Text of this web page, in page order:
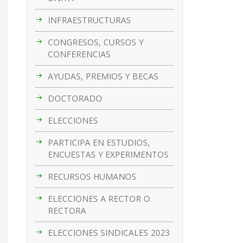
INFRAESTRUCTURAS
CONGRESOS, CURSOS Y
CONFERENCIAS
AYUDAS, PREMIOS Y BECAS
DOCTORADO
ELECCIONES
PARTICIPA EN ESTUDIOS,
ENCUESTAS Y EXPERIMENTOS
RECURSOS HUMANOS
ELECCIONES A RECTOR O
RECTORA
ELECCIONES SINDICALES 2023